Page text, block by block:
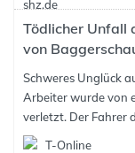
Tödlicher Unfall
von
Schweres Unglück
Arbeiter wurde von
verletzt. Der Fahrer
T-Online